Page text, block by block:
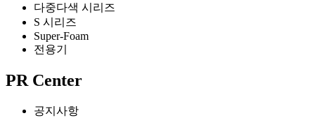
다중다색 시리즈
S 시리즈
Super-Foam
전용기
PR Center
공지사항